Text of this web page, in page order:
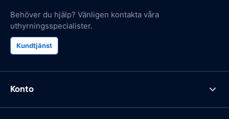
Behöver du hjälp? Vänligen kontakta våra
uthyrningsspecialister.
Kundtjänst
Konto